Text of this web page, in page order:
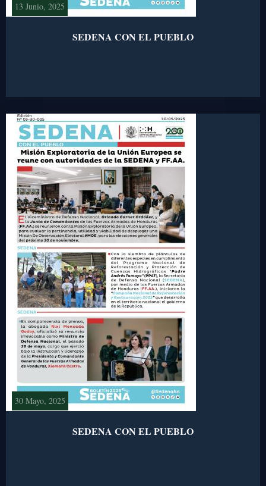
13 Junio, 2025
SEDENA CON EL PUEBLO
30 Mayo, 2025
SEDENA CON EL PUEBLO